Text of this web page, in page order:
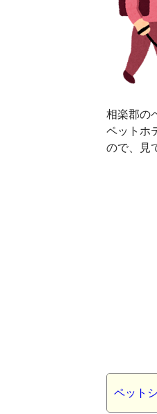
相楽郡の
ペットホ
ので、見
ペット